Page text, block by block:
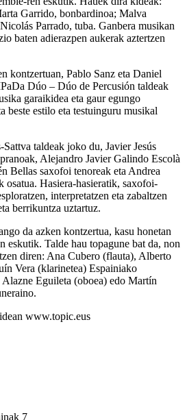
Garrido, bonbardinoa; Malva
Parrado, tuba. Ganbera musikan
baten adierazpen aukerak aztertzen
kontzertuan, Pablo Sanz eta Daniel
Dúo – Dúo de Percusión taldeak
garaikidea eta gaur egungo
beste estilo eta testuinguru musikal
Sattva taldeak joko du, Javier Jesús
Alejandro Javier Galindo Escolà
Bellas saxofoi tenoreak eta Andrea
osatua. Hasiera-hasieratik, saxofoi-
interpretatzen eta zabaltzen
berrikuntza uztartuz.
da azken kontzertua, kasu honetan
eskutik. Talde hau topagune bat da, non
diren: Ana Cubero (flauta), Alberto
Vera (klarinetea) Espainiako
Eguileta (oboea) edo Martín
www.topic.eus
7